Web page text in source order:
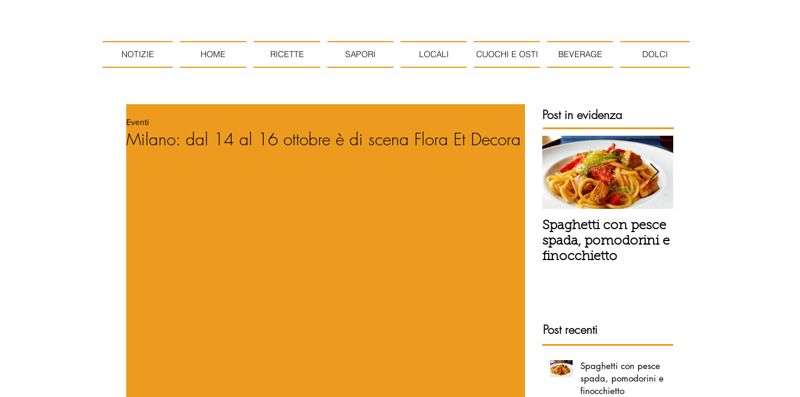
NOTIZIE HOME RICETTE SAPORI LOCALI CUOCHI E OSTI BEVERAGE DOLCI
Milano: dal 14 al 16 ottobre è di scena Flora Et Decora
Eventi Post in evidenza
Spaghetti con pesce
spada, pomodorini e
finocchietto
Post recenti
Spaghetti con pesce
spada, pomodorini e
finocchietto